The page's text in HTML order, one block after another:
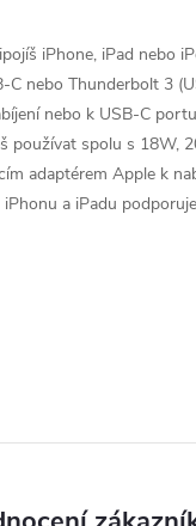
iPhone, iPad nebo
C nebo Thunderbolt 3
nebo k USB-C
používat spolu s 18W,
adaptérem Apple k
a iPadu